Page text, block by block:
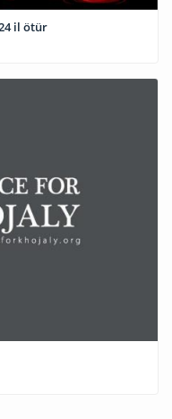
il ötür